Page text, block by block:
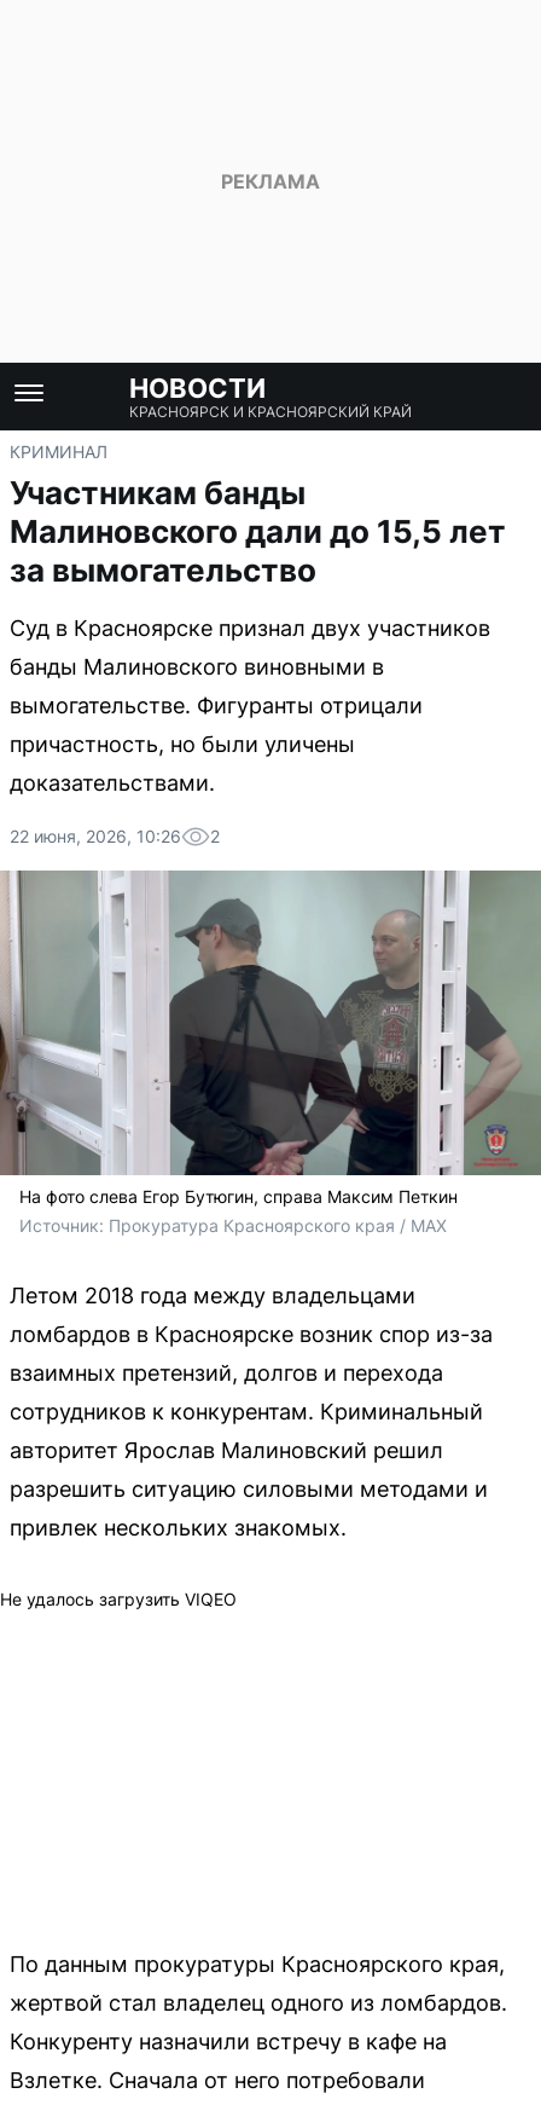
НОВОСТИ
КРАСНОЯРСК И КРАСНОЯРСКИЙ КРАЙ
КРИМИНАЛ
Участникам банды
Малиновского дали до 15,5 лет
за вымогательство
Суд в Красноярске признал двух участников
банды Малиновского виновными в
вымогательстве. Фигуранты отрицали
причастность, но были уличены
доказательствами.
22 июня, 2026, 10:26 2
На фото слева Егор Бутюгин, справа Максим Петкин
Источник: Прокуратура Красноярского края / MAX
Летом 2018 года между владельцами
ломбардов в Красноярске возник спор из-за
взаимных претензий, долгов и перехода
сотрудников к конкурентам. Криминальный
авторитет Ярослав Малиновский решил
разрешить ситуацию силовыми методами и
привлек нескольких знакомых.
Не удалось загрузить VIQEO
По данным прокуратуры Красноярского края,
жертвой стал владелец одного из ломбардов.
Конкуренту назначили встречу в кафе на
Взлетке. Сначала от него потребовали